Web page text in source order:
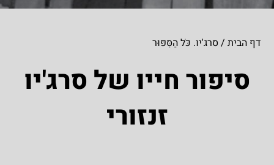
דף הבית / סרג'יו. כֹּל הַסִּפּוּר
סיפור חייו של סרג'יו
זנזורי